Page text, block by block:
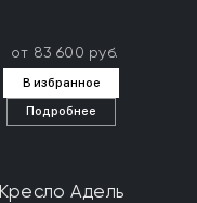
от 83 600 руб.
В избранное
Подробнее
Кресло Адель